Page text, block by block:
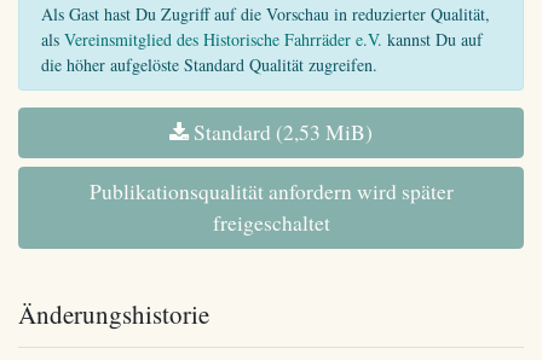
Als Gast hast Du Zugriff auf die Vorschau in reduzierter Qualität,
als Vereinsmitglied des Historische Fahrräder e.V. kannst Du auf
die höher aufgelöste Standard Qualität zugreifen.
Standard (2,53 MiB)
Publikationsqualität anfordern wird später
freigeschaltet
Änderungshistorie